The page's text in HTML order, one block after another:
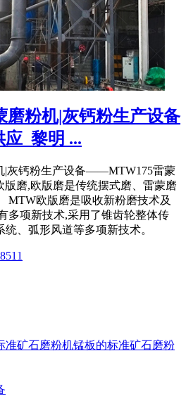
磨粉机|灰钙粉生产设备
_黎明 ...
|灰钙粉生产设备——MTW175雷蒙
版磨,欧版磨是传统摆式磨、雷蒙磨
MTW欧版磨是吸收新粉磨技术及
多项新技术,采用了锥齿轮整体传
、弧形风道等多项新技术。
准矿石磨粉机锰板的标准矿石磨粉